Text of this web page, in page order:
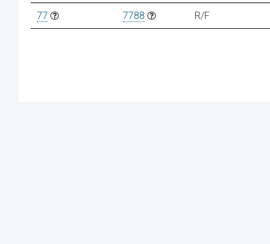
77 7788 R/F